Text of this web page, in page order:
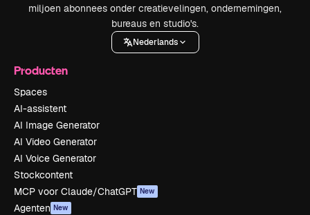
miljoen abonnees onder creatievelingen, ondernemingen,
bureaus en studio's.
Nederlands
Producten
Spaces
AI-assistent
AI Image Generator
AI Video Generator
AI Voice Generator
Stockcontent
MCP voor Claude/ChatGPT New
Agenten New